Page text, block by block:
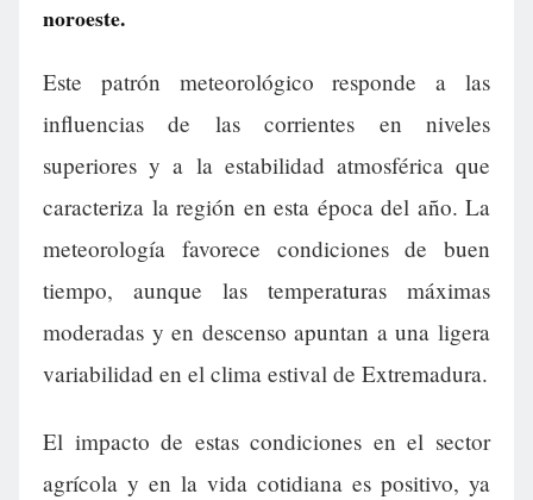
noroeste.
Este patrón meteorológico responde a las
influencias de las corrientes en niveles
superiores y a la estabilidad atmosférica que
caracteriza la región en esta época del año. La
meteorología favorece condiciones de buen
tiempo, aunque las temperaturas máximas
moderadas y en descenso apuntan a una ligera
variabilidad en el clima estival de Extremadura.
El impacto de estas condiciones en el sector
agrícola y en la vida cotidiana es positivo, ya